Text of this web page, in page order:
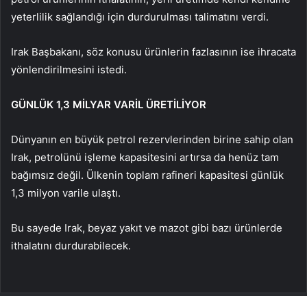
yeterlilik sağlandığı için durdurulması talimatını verdi.
Irak Başbakanı, söz konusu ürünlerin fazlasının ise ihracata
yönlendirilmesini istedi.
GÜNLÜK 1,3 MİLYAR VARİL ÜRETİLİYOR
Dünyanın en büyük petrol rezervlerinden birine sahip olan
Irak, petrolünü işleme kapasitesini artırsa da henüz tam
bağımsız değil. Ülkenin toplam rafineri kapasitesi günlük
1,3 milyon varile ulaştı.
Bu sayede Irak, beyaz yakıt ve mazot gibi bazı ürünlerde
ithalatını durdurabilecek.